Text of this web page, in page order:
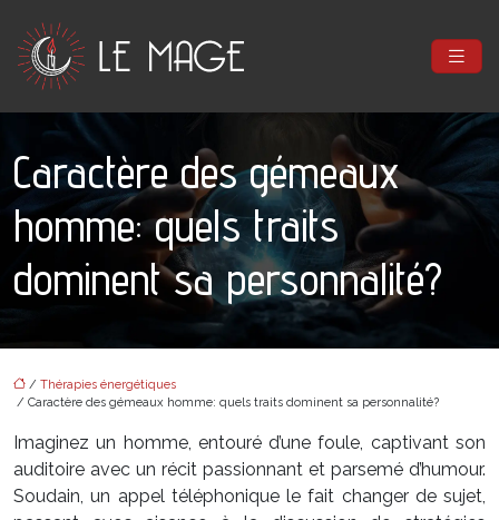
Caractère des gémeaux
homme: quels traits
dominent sa personnalité?
/ Thérapies énergétiques
/ Caractère des gémeaux homme: quels traits dominent sa personnalité?
Imaginez un homme, entouré d’une foule, captivant son
auditoire avec un récit passionnant et parsemé d’humour.
Soudain, un appel téléphonique le fait changer de sujet,